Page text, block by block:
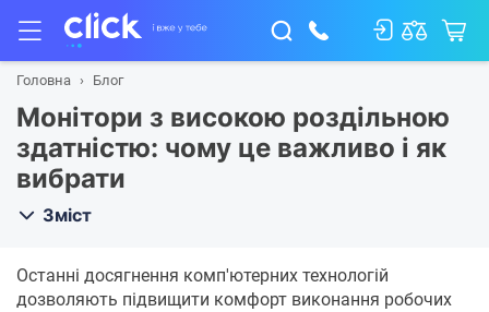
Головна Блог
Монітори з високою роздільною
здатністю: чому це важливо і як
вибрати
Зміст
Останні досягнення комп'ютерних технологій
дозволяють підвищити комфорт виконання робочих